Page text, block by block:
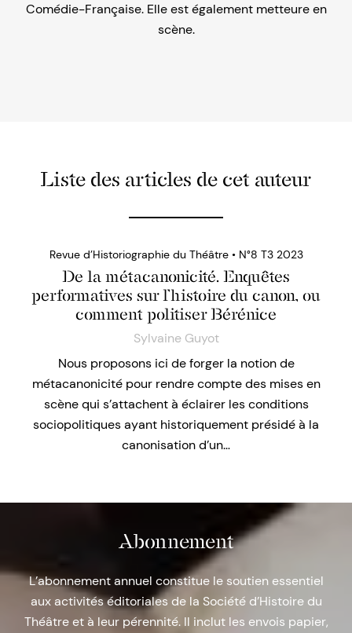
Comédie-Française. Elle est également metteure en
scène.
Liste des articles de cet auteur
Revue d’Historiographie du Théâtre • N°8 T3 2023
De la métacanonicité. Enquêtes
performatives sur l’histoire du canon, ou
comment politiser Bérénice
Sylvaine Guyot
Nous proposons ici de forger la notion de
métacanonicité pour rendre compte des mises en
scène qui s’attachent à éclairer les conditions
sociopolitiques ayant historiquement présidé à la
canonisation d’un…
Abonnement
L’abonnement annuel constitue le soutien essentiel
aux activités éditoriales de la Société d’Histoire du
Théâtre et à leur pérennité. Il inclut les envois papier,